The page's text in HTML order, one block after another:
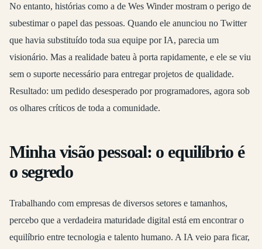
No entanto, histórias como a de Wes Winder mostram o perigo de
subestimar o papel das pessoas. Quando ele anunciou no Twitter
que havia substituído toda sua equipe por IA, parecia um
visionário. Mas a realidade bateu à porta rapidamente, e ele se viu
sem o suporte necessário para entregar projetos de qualidade.
Resultado: um pedido desesperado por programadores, agora sob
os olhares críticos de toda a comunidade.
Minha visão pessoal: o equilíbrio é
o segredo
Trabalhando com empresas de diversos setores e tamanhos,
percebo que a verdadeira maturidade digital está em encontrar o
equilíbrio entre tecnologia e talento humano. A IA veio para ficar,